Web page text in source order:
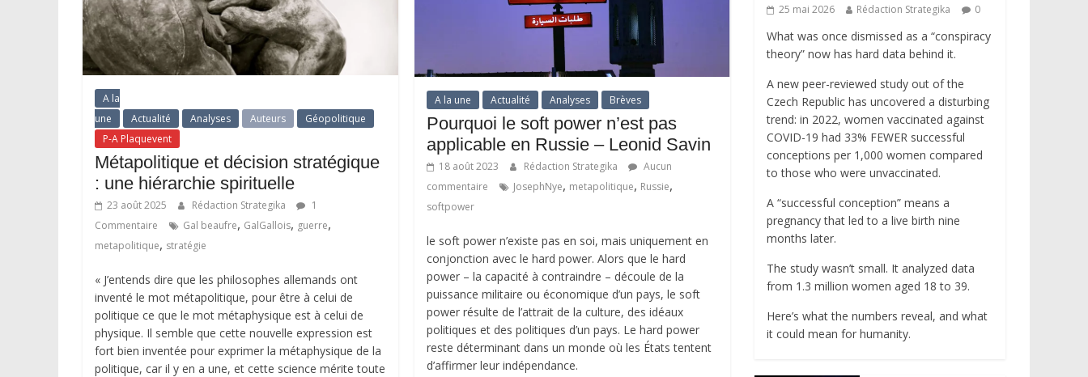
A la
une
Actualité Analyses Auteurs
Géopolitique
P-A Plaquevent
Métapolitique et décision stratégique
: une hiérarchie spirituelle
23 août 2025 Rédaction Strategika
1
Commentaire
Gal beaufre, GalGallois, guerre,
metapolitique, stratégie
« J’entends dire que les philosophes allemands ont
inventé le mot métapolitique, pour être à celui de
politique ce que le mot métaphysique est à celui de
physique. Il semble que cette nouvelle expression est
fort bien inventée pour exprimer la métaphysique de la
politique, car il y en a une, et cette science mérite toute
A la une Actualité Analyses Brèves
Pourquoi le soft power n’est pas
applicable en Russie – Leonid Savin
18 août 2023 Rédaction Strategika
Aucun
commentaire
JosephNye, metapolitique, Russie,
softpower
le soft power n’existe pas en soi, mais uniquement en
conjonction avec le hard power. Alors que le hard
power – la capacité à contraindre – découle de la
puissance militaire ou économique d’un pays, le soft
power résulte de l’attrait de la culture, des idéaux
politiques et des politiques d’un pays. Le hard power
reste déterminant dans un monde où les États tentent
d’affirmer leur indépendance.
25 mai 2026 Rédaction Strategika 0
What was once dismissed as a “conspiracy
theory” now has hard data behind it.
A new peer-reviewed study out of the
Czech Republic has uncovered a disturbing
trend: in 2022, women vaccinated against
COVID-19 had 33% FEWER successful
conceptions per 1,000 women compared
to those who were unvaccinated.
A “successful conception” means a
pregnancy that led to a live birth nine
months later.
The study wasn’t small. It analyzed data
from 1.3 million women aged 18 to 39.
Here’s what the numbers reveal, and what
it could mean for humanity.